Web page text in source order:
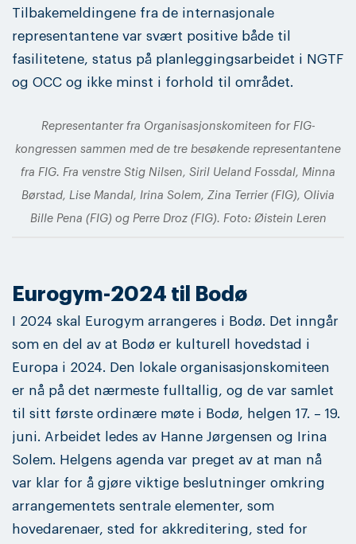
Tilbakemeldingene fra de internasjonale
representantene var svært positive både til
fasilitetene, status på planleggingsarbeidet i NGTF
og OCC og ikke minst i forhold til området.
Representanter fra Organisasjonskomiteen for FIG-
kongressen sammen med de tre besøkende representantene
fra FIG. Fra venstre Stig Nilsen, Siril Ueland Fossdal, Minna
Børstad, Lise Mandal, Irina Solem, Zina Terrier (FIG), Olivia
Bille Pena (FIG) og Perre Droz (FIG). Foto: Øistein Leren
Eurogym-2024 til Bodø
I 2024 skal Eurogym arrangeres i Bodø. Det inngår
som en del av at Bodø er kulturell hovedstad i
Europa i 2024. Den lokale organisasjonskomiteen
er nå på det nærmeste fulltallig, og de var samlet
til sitt første ordinære møte i Bodø, helgen 17. – 19.
juni. Arbeidet ledes av Hanne Jørgensen og Irina
Solem. Helgens agenda var preget av at man nå
var klar for å gjøre viktige beslutninger omkring
arrangementets sentrale elementer, som
hovedarenaer, sted for akkreditering, sted for